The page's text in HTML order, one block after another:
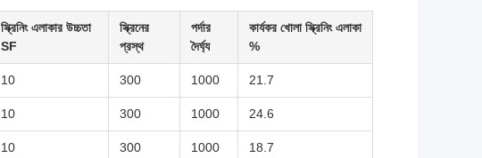
স্ক্রিনিং এলাকার উচ্চতা
SF
স্ক্রিনের
প্রস্থ
পর্দার
দৈর্ঘ্য
কার্যকর খোলা স্ক্রিনিং এলাকা
%
10 300 1000 21.7
10 300 1000 24.6
10 300 1000 18.7